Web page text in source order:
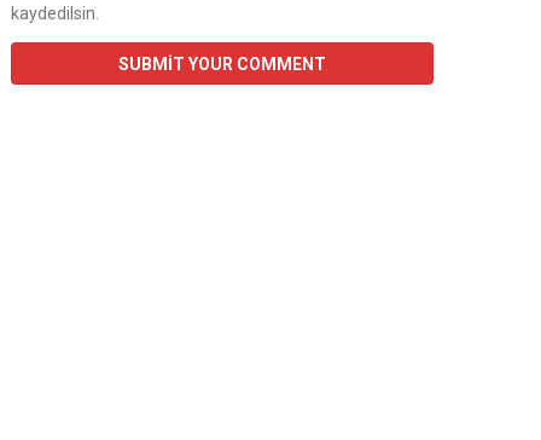
kaydedilsin.